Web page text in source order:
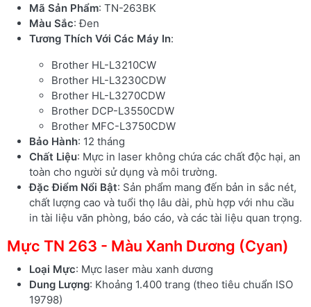
Mã Sản Phẩm: TN-263BK
Màu Sắc: Đen
Tương Thích Với Các Máy In:
Brother HL-L3210CW
Brother HL-L3230CDW
Brother HL-L3270CDW
Brother DCP-L3550CDW
Brother MFC-L3750CDW
Bảo Hành: 12 tháng
Chất Liệu: Mực in laser không chứa các chất độc hại, an
toàn cho người sử dụng và môi trường.
Đặc Điểm Nổi Bật: Sản phẩm mang đến bản in sắc nét,
chất lượng cao và tuổi thọ lâu dài, phù hợp với nhu cầu
in tài liệu văn phòng, báo cáo, và các tài liệu quan trọng.
Mực TN 263 - Màu Xanh Dương (Cyan)
Loại Mực: Mực laser màu xanh dương
Dung Lượng: Khoảng 1.400 trang (theo tiêu chuẩn ISO
19798)